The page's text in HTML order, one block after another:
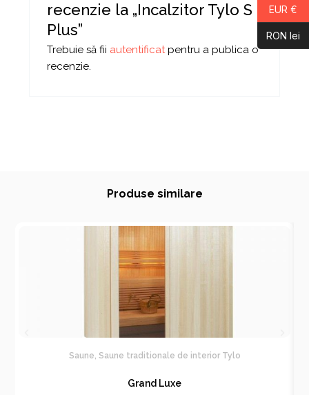
recenzie la „Incalzitor Tylo S
Plus”
Trebuie să fii autentificatpentru a publica o
recenzie.
Produse similare
Saune Saune traditionale de interior Tylo
Grand Luxe
EUR €
RON lei